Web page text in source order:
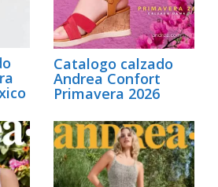
Catalogo calzado
Andrea Confort
Primavera 2026